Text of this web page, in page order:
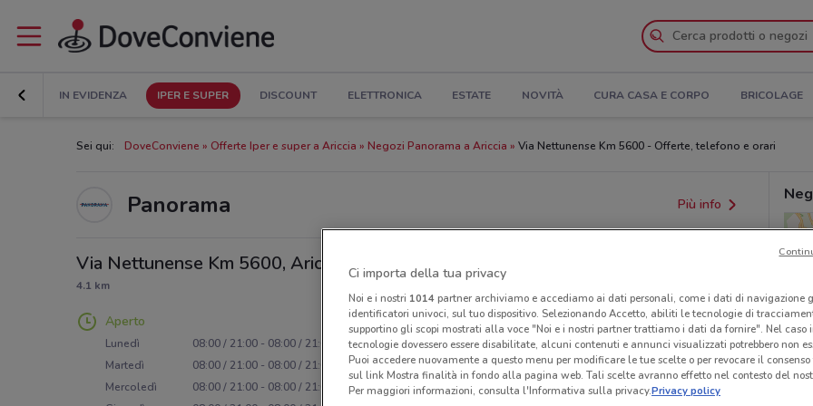
IN EVIDENZA IPER E SUPER DISCOUNT ELETTRONICA ESTATE NOVITÀ CURA CASA E CORPO BRICOLAGE
Sei qui: DoveConviene Offerte Iper e super a Ariccia Negozi Panorama a Ariccia Via Nettunense Km 5600 - Offerte, telefono e orari
Panorama Più info
Via Nettunense Km 5600, Ariccia
4.1 km
Aperto
Lunedì
08:00 / 21:00 - 08:00 / 21:00
Martedì
08:00 / 21:00 - 08:00 / 21:00
Mercoledì
08:00 / 21:00 - 08:00 / 21:00
Ci importa della tua privacy
Noi e i nostri 1014partner archiviamo e accediamo ai dati personali, come i dati di navigazione
identificatori univoci, sul tuo dispositivo. Selezionando Accetto, abiliti le tecnologie di
supportino gli scopi mostrati alla voce "Noi e i nostri partner trattiamo i dati da fornire". Nel caso
tecnologie dovessero essere disabilitate, alcuni contenuti e annunci visualizzati potrebbero non
Puoi accedere nuovamente a questo menu per modificare le tue scelte o per revocare il
sul link Mostra finalità in fondo alla pagina web. Tali scelte avranno effetto nel contesto del
Per maggiori informazioni, consulta l'Informativa sulla privacy.Privacy policy